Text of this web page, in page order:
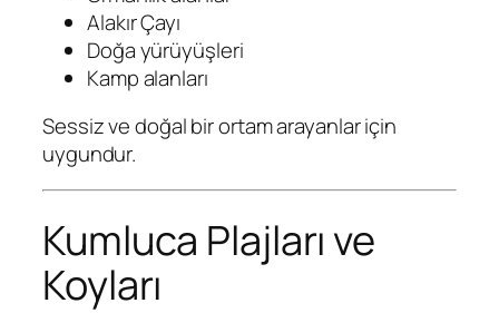
Alakır Çayı
Doğa yürüyüşleri
Kamp alanları
Sessiz ve doğal bir ortam arayanlar için
uygundur.
Kumluca Plajları ve
Koyları